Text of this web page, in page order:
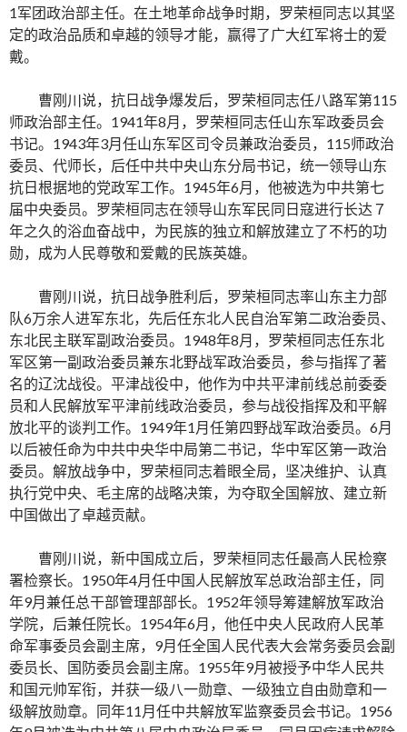
1军团政治部主任。在土地革命战争时期，罗荣桓同志以其坚
定的政治品质和卓越的领导才能，赢得了广大红军将士的爱
戴。
曹刚川说，抗日战争爆发后，罗荣桓同志任八路军第115
师政治部主任。1941年8月，罗荣桓同志任山东军政委员会
书记。1943年3月任山东军区司令员兼政治委员，115师政治
委员、代师长，后任中共中央山东分局书记，统一领导山东
抗日根据地的党政军工作。1945年6月，他被选为中共第七
届中央委员。罗荣桓同志在领导山东军民同日寇进行长达７
年之久的浴血奋战中，为民族的独立和解放建立了不朽的功
勋，成为人民尊敬和爱戴的民族英雄。
曹刚川说，抗日战争胜利后，罗荣桓同志率山东主力部
队6万余人进军东北，先后任东北人民自治军第二政治委员、
东北民主联军副政治委员。1948年8月，罗荣桓同志任东北
军区第一副政治委员兼东北野战军政治委员，参与指挥了著
名的辽沈战役。平津战役中，他作为中共平津前线总前委委
员和人民解放军平津前线政治委员，参与战役指挥及和平解
放北平的谈判工作。1949年1月任第四野战军政治委员。6月
以后被任命为中共中央华中局第二书记，华中军区第一政治
委员。解放战争中，罗荣桓同志着眼全局，坚决维护、认真
执行党中央、毛主席的战略决策，为夺取全国解放、建立新
中国做出了卓越贡献。
曹刚川说，新中国成立后，罗荣桓同志任最高人民检察
署检察长。1950年4月任中国人民解放军总政治部主任，同
年9月兼任总干部管理部部长。1952年领导筹建解放军政治
学院，后兼任院长。1954年6月，他任中央人民政府人民革
命军事委员会副主席，9月任全国人民代表大会常务委员会副
委员长、国防委员会副主席。1955年9月被授予中华人民共
和国元帅军衔，并获一级八一勋章、一级独立自由勋章和一
级解放勋章。同年11月任中共解放军监察委员会书记。1956